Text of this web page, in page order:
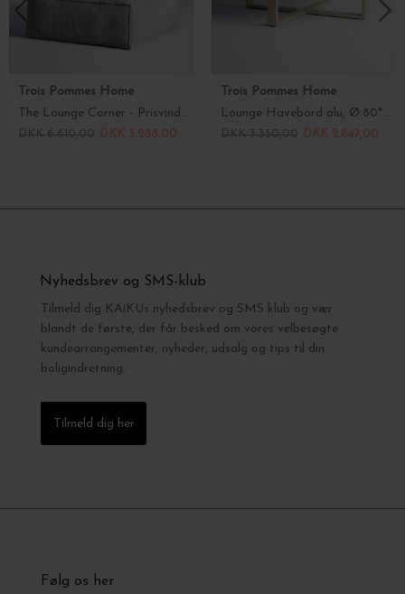
Trois Pommes Home
The Lounge Corner - Prisvinder!
Trois Pommes Home
Lounge Havebord alu, Ø:80*32 - vælg farve
Nyhedsbrev og SMS-klub
Tilmeld dig KAiKUs nyhedsbrev og SMS klub og vær
blandt de første, der får besked om vores velbesøgte
kundearrangementer, nyheder, udsalg og tips til din
boligindretning.
Tilmeld dig her
Følg os her